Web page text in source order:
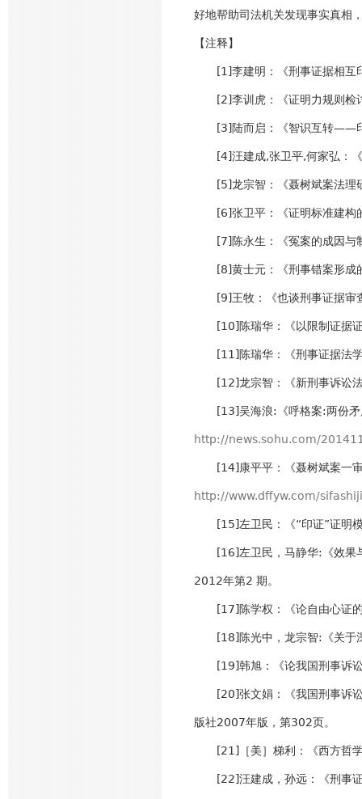
好地帮助司法机关发现事实真相
【注释】
[1]李建明：《刑事证据相互
[2]李训虎：《证明力规则检
[3]陆而启：《智识互转——印
[4]汪建成,张卫平,何家弘：《
[5]龙宗智：《聂树斌案法理
[6]张卫平：《证明标准建构
[7]陈永生：《冤案的成因与
[8]黄士元：《刑事错案形成
[9]王牧：《也谈刑事证据审
[10]陈瑞华：《以限制证据证
[11]陈瑞华：《刑事证据法学
[12]龙宗智：《新刑事诉讼法
[13]吴海浪:《呼格案:两份矛
http://news.sohu.com/
[14]康平平：《聂树斌案一审
http://www.dffyw.com/
[15]左卫民：《“印证”证明模
[16]左卫民，马静华:《效果与
2012年第2 期。
[17]陈学权：《论自由心证的
[18]陈光中，龙宗智:《关于深
[19]韩旭：《论我国刑事诉讼
[20]张文娟：《我国刑事诉讼
版社2007年版，第302页。
[21]［美］梯利：《西方哲学
[22]汪建成，孙远：《刑事证